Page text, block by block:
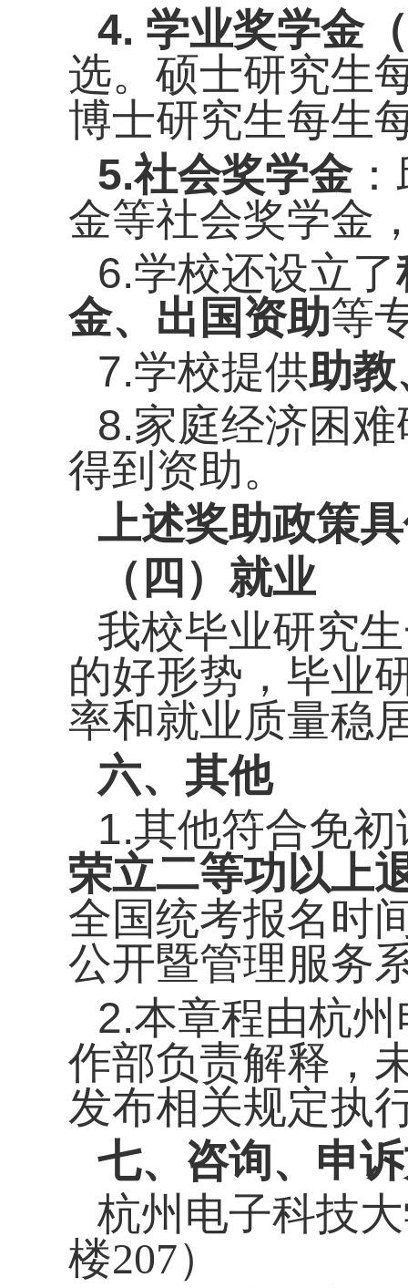
4. 学业奖学金
选。硕士研究生
博士研究生每生
5.社会奖学金：
金等社会奖学金
6.学校还设立了
金、出国资助等
7.学校提供助教
8.家庭经济困
得到资助。
上述奖助政策
（四）就业
我校毕业研究
的好形势， 毕业
率和就业质量稳
六、其他
1.其他符合免
荣立二等功以上
全国统考报名时
公开暨管理服务
2.本章程由杭
作部负责解释，
发布相关规定执
七、咨询、申
杭州电子科技
楼207）